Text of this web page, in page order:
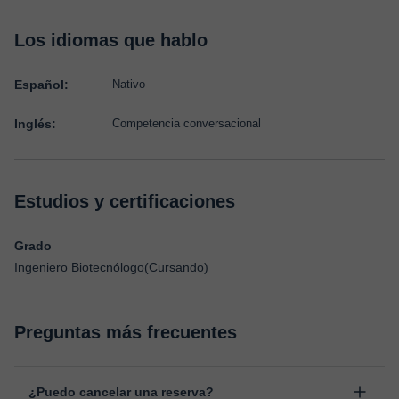
Los idiomas que hablo
Español: Nativo
Inglés: Competencia conversacional
Estudios y certificaciones
Grado
Ingeniero Biotecnólogo(Cursando)
Preguntas más frecuentes
¿Puedo cancelar una reserva?